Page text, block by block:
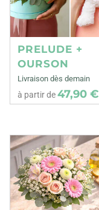
PRELUDE +
OURSON
Livraison dès demain
à partir de47,90 €